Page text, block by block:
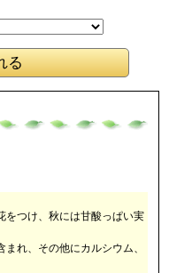
つけ、秋には甘酸っぱい実
れ、その他にカルシウム、